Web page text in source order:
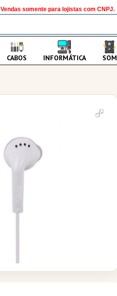
Vendas somente para lojistas com CNPJ.
CABOS INFORMÁTICA SOM